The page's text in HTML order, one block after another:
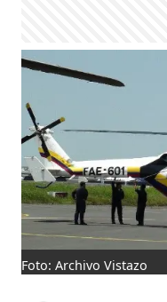
Foto: Archivo Vistazo